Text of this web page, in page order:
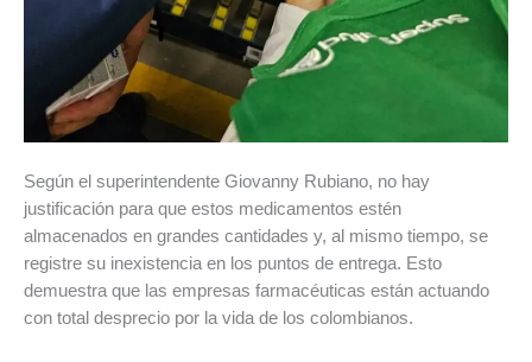
Según el superintendente Giovanny Rubiano, no hay
justificación para que estos medicamentos estén
almacenados en grandes cantidades y, al mismo tiempo, se
registre su inexistencia en los puntos de entrega. Esto
demuestra que las empresas farmacéuticas están actuando
con total desprecio por la vida de los colombianos.